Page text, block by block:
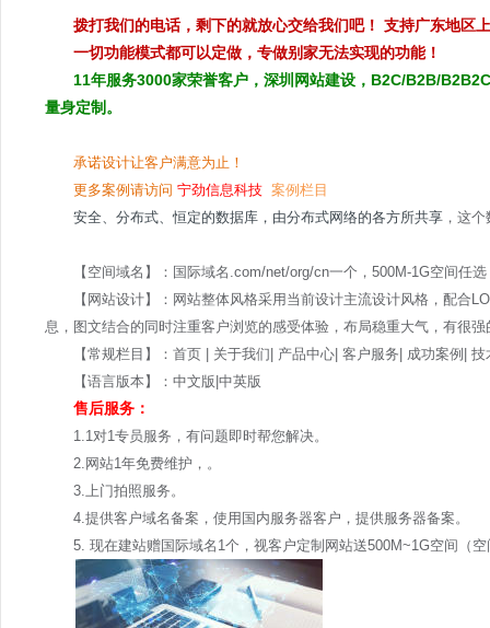
拨打我们的电话，剩下的就放心交给我们吧！ 支持广东地区
一切功能模式都可以定做，专做别家无法实现的功能！
11年服务3000家荣誉客户，深圳网站建设，B2C/B2B/
量身定制。
承诺设计让客户满意为止！
更多案例请访问 宁劲信息科技 案例栏目
安全、分布式、恒定的数据库，由分布式网络的各方所共享 ，这
【空间域名】：国际域名.com/net/org/cn一个，500M-1G空间任选
【网站设计】：网站整体风格采用当前设计主流设计风格，配合
息，图文结合的同时注重客户浏览的感受体验，布局稳重大气，有很强
【常规栏目】：首页 | 关于我们| 产品中心| 客户服务| 成功案例|
【语言版本】：中文版|中英版
售后服务：
1.1对1专员服务，有问题即时帮您解决。
2.网站1年免费维护，。
3.上门拍照服务。
4.提供客户域名备案，使用国内服务器客户，提供服务器备案。
5. 现在建站赠国际域名1个，视客户定制网站送500M~1G空间（